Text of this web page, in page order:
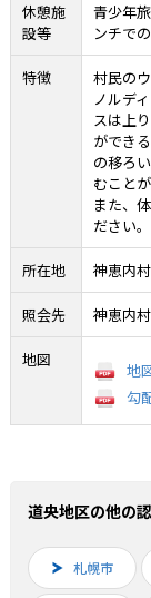
休憩施
設等
青少年
ンチで
特徴
村民の
ノルデ
スは上
ができ
の移ろ
むことが
また、
ださい。
所在地 神恵内
照会先 神恵内
地図
地
勾
道央地区の他の
札幌市